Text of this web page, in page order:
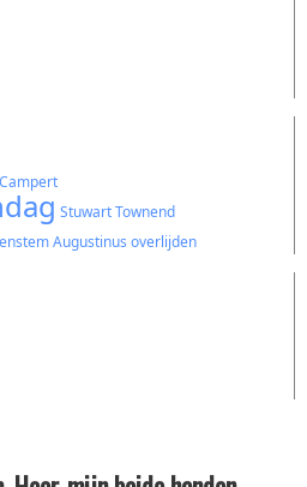
Campert
Stuwart Townend
Augustinus overlijden